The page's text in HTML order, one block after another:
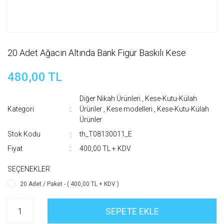
20 Adet Ağacın Altında Bank Figür Baskılı Kese
480,00 TL
Kategori
Diğer Nikah Ürünleri
Kese-Kutu-Külah
Ürünler
Kese modelleri
Kese-Kutu-Külah
Ürünler
Stok Kodu
th_T08130011_E
Fiyat
400,00 TL + KDV
SEÇENEKLER
20 Adet / Paket - ( 400,00 TL + KDV )
SEPETE EKLE